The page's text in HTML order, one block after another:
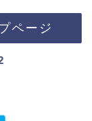
ページ